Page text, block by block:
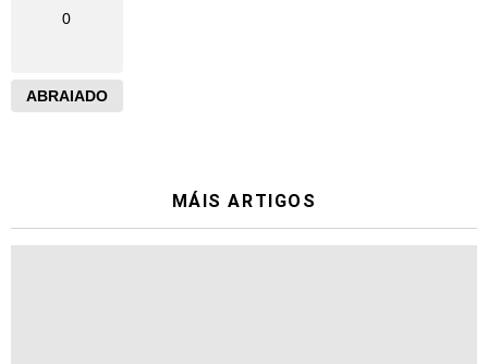
0
ABRAIADO
MÁIS ARTIGOS